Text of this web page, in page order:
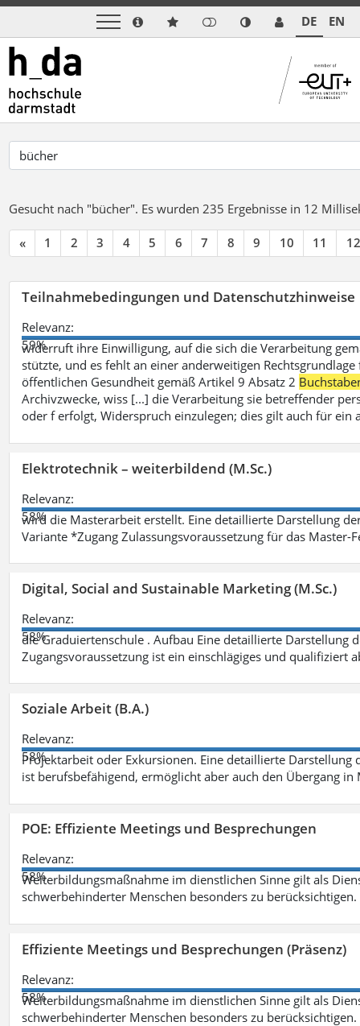
DE EN
Gesucht nach "bücher". Es wurden 235 Ergebnisse in 12
« 1 2 3 4 5 6 7 8 9 10 11 12
Teilnahmebedingungen und Datenschutzhinweise
Relevanz:
59%
widerruft ihre Einwilligung, auf die sich die Verarbeitung
stützte, und es fehlt an einer anderweitigen
öffentlichen Gesundheit gemäß Artikel 9 Absatz 2
Archivzwecke, wiss [...] die Verarbeitung sie betreffender
oder f erfolgt, Widerspruch einzulegen; dies gilt auch für ein
Elektrotechnik – weiterbildend (M.Sc.)
Relevanz:
58%
wird die Masterarbeit erstellt. Eine detaillierte Darstellung
Variante *Zugang Zulassungsvoraussetzung für das Master-
Digital, Social and Sustainable Marketing (M.Sc.)
Relevanz:
58%
die Graduiertenschule . Aufbau Eine detaillierte Darstellung
Zugangsvoraussetzung ist ein einschlägiges und qualifiziert
Soziale Arbeit (B.A.)
Relevanz:
58%
Projektarbeit oder Exkursionen. Eine detaillierte
ist berufsbefähigend, ermöglicht aber auch den Übergang in
POE: Effiziente Meetings und Besprechungen
Relevanz:
58%
Weiterbildungsmaßnahme im dienstlichen Sinne gilt als
schwerbehinderter Menschen besonders zu berücksichtigen.
Effiziente Meetings und Besprechungen (Präsenz)
Relevanz:
58%
Weiterbildungsmaßnahme im dienstlichen Sinne gilt als
schwerbehinderter Menschen besonders zu berücksichtigen.